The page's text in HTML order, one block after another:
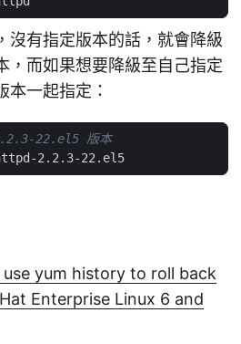
沒有指定版本的話，就會降級
，而如果想要降級至自己指定
本一起指定：
22.el5 版本
yum history to roll back
Enterprise Linux 6 and